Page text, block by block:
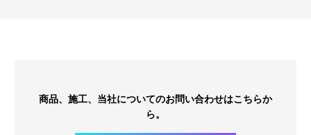
商品、施工、当社についてのお問い合わせはこちらか
ら。